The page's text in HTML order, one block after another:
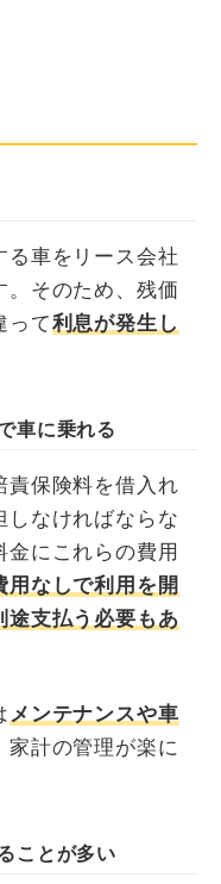
る車をリース会社
。そのため、残価
って利息が発生し
車に乗れる
責保険料を借入れ
しなければならな
にこれらの費用
用なしで利用を開
途支払う必要もあ
メンテナンスや車
家計の管理が楽に
ことが多い